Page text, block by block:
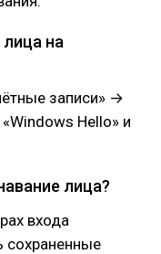
на
записи» →
Hello» и
лица?
входа
сохраненные